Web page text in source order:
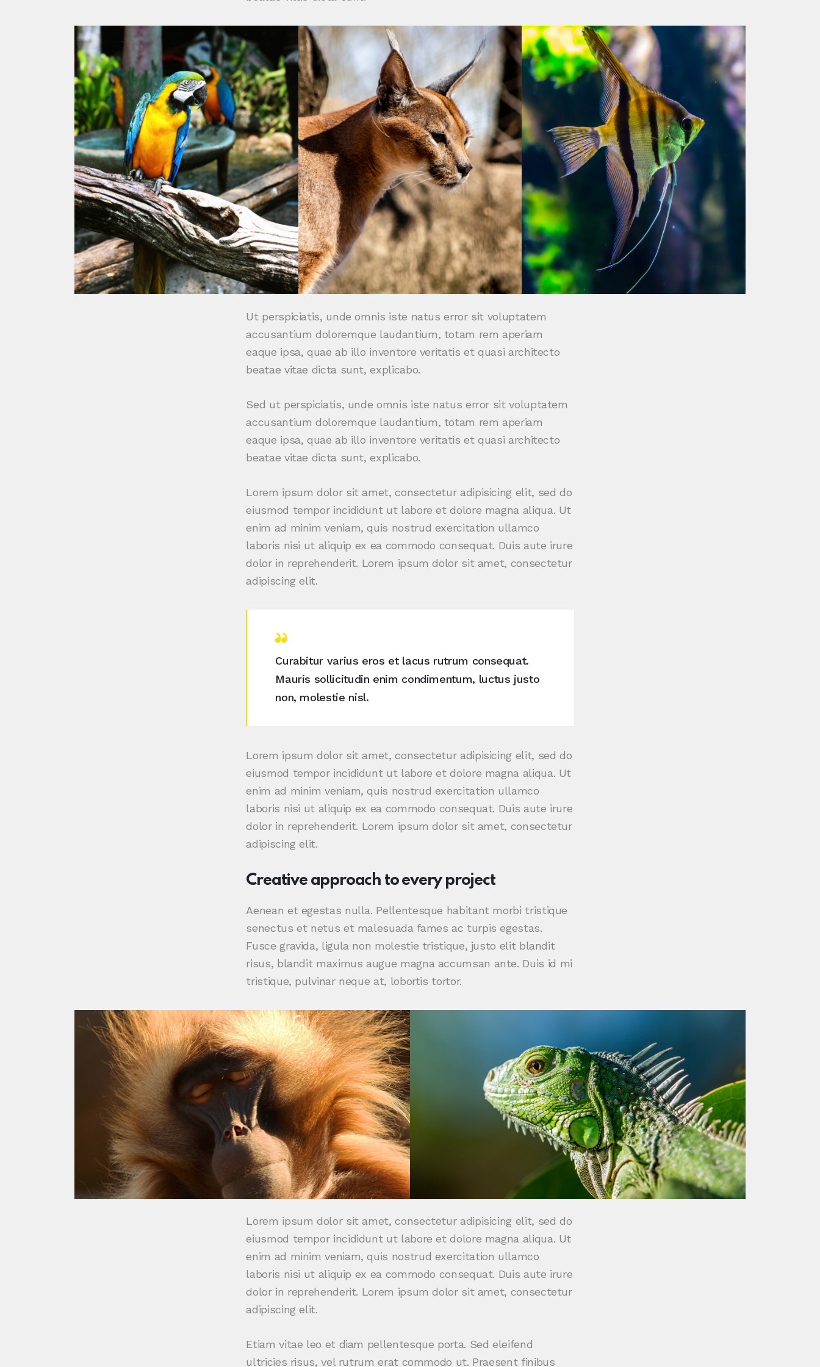
Ut perspiciatis, unde omnis iste natus error sit voluptatem
accusantium doloremque laudantium, totam rem aperiam
eaque ipsa, quae ab illo inventore veritatis et quasi architecto
beatae vitae dicta sunt, explicabo.
Sed ut perspiciatis, unde omnis iste natus error sit voluptatem
accusantium doloremque laudantium, totam rem aperiam
eaque ipsa, quae ab illo inventore veritatis et quasi architecto
beatae vitae dicta sunt, explicabo.
Lorem ipsum dolor sit amet, consectetur adipisicing elit, sed do
eiusmod tempor incididunt ut labore et dolore magna aliqua. Ut
enim ad minim veniam, quis nostrud exercitation ullamco
laboris nisi ut aliquip ex ea commodo consequat. Duis aute irure
dolor in reprehenderit. Lorem ipsum dolor sit amet, consectetur
adipiscing elit.
Curabitur varius eros et lacus rutrum consequat.
Mauris sollicitudin enim condimentum, luctus justo
non, molestie nisl.
Lorem ipsum dolor sit amet, consectetur adipisicing elit, sed do
eiusmod tempor incididunt ut labore et dolore magna aliqua. Ut
enim ad minim veniam, quis nostrud exercitation ullamco
laboris nisi ut aliquip ex ea commodo consequat. Duis aute irure
dolor in reprehenderit. Lorem ipsum dolor sit amet, consectetur
adipiscing elit.
Creative approach to every project
Aenean et egestas nulla. Pellentesque habitant morbi tristique
senectus et netus et malesuada fames ac turpis egestas.
Fusce gravida, ligula non molestie tristique, justo elit blandit
risus, blandit maximus augue magna accumsan ante. Duis id mi
tristique, pulvinar neque at, lobortis tortor.
Lorem ipsum dolor sit amet, consectetur adipisicing elit, sed do
eiusmod tempor incididunt ut labore et dolore magna aliqua. Ut
enim ad minim veniam, quis nostrud exercitation ullamco
laboris nisi ut aliquip ex ea commodo consequat. Duis aute irure
dolor in reprehenderit. Lorem ipsum dolor sit amet, consectetur
adipiscing elit.
Etiam vitae leo et diam pellentesque porta. Sed eleifend
ultricies risus, vel rutrum erat commodo ut. Praesent finibus